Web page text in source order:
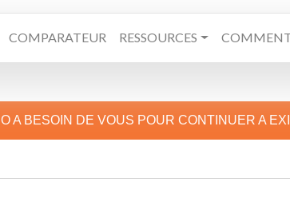
COMPARATEUR RESSOURCES
A BESOIN DE VOUS POUR CONTINUER A